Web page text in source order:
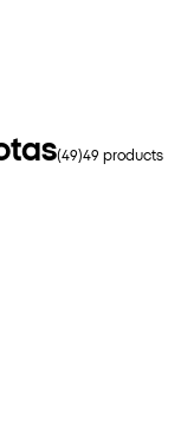
(49)49 products